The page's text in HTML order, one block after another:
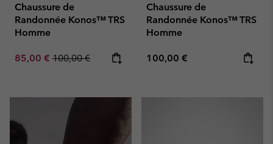
Chaussure de
Randonnée Konos™ TRS
Homme
Sale price:
85,00 € Regular price:
100,00 €
Chaussure de
Randonnée Konos™ TRS
Homme
Regular price:
100,00 €